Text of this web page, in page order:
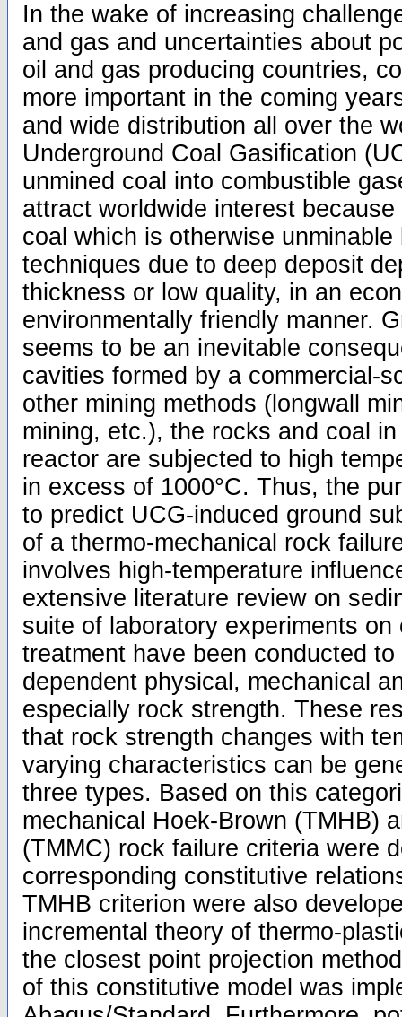
In the wake of increasing
and gas and uncertainties about
oil and gas producing countries,
more important in the coming
and wide distribution all over the
Underground Coal Gasification
unmined coal into combustible
attract worldwide interest
coal which is otherwise
techniques due to deep deposit
thickness or low quality, in an
environmentally friendly manner.
seems to be an inevitable
cavities formed by a commercial-
other mining methods (longwall
mining, etc.), the rocks and coal
reactor are subjected to high
in excess of 1000°C. Thus, the
to predict UCG-induced ground
of a thermo-mechanical rock
involves high-temperature
extensive literature review on
suite of laboratory experiments
treatment have been conducted
dependent physical, mechanical
especially rock strength. These
that rock strength changes with
varying characteristics can be
three types. Based on this
mechanical Hoek-Brown (TMHB)
(TMMC) rock failure criteria were
corresponding constitutive
TMHB criterion were also
incremental theory of thermo-
the closest point projection
of this constitutive model was